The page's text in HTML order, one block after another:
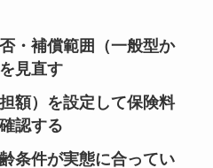
・補償範囲（一般型か
見直す
額）を設定して保険料
認する
条件が実態に合ってい